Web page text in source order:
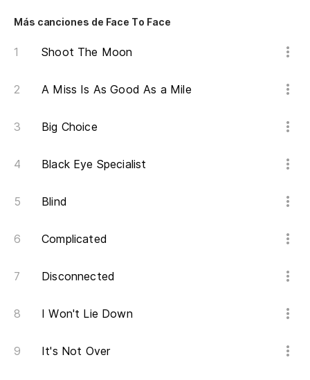
Más canciones de Face To Face
Shoot The Moon
A Miss Is As Good As a Mile
Big Choice
Black Eye Specialist
Blind
Complicated
Disconnected
I Won't Lie Down
It's Not Over